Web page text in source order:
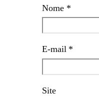
Nome *
E-mail *
Site